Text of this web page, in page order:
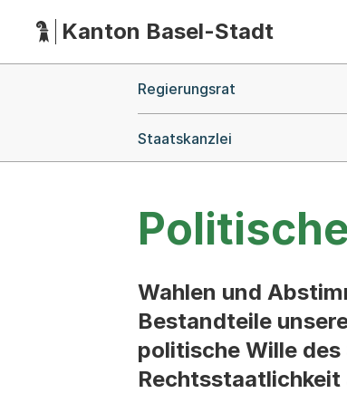
HauptnavigationKanton Basel-Stadt
Regierungsrat
Staatskanzlei
Wahlen und
Bestandteile
politische Wille